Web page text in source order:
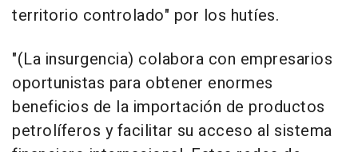
territorio controlado" por los hutíes.
"(La insurgencia) colabora con empresarios
oportunistas para obtener enormes
beneficios de la importación de productos
petrolíferos y facilitar su acceso al sistema